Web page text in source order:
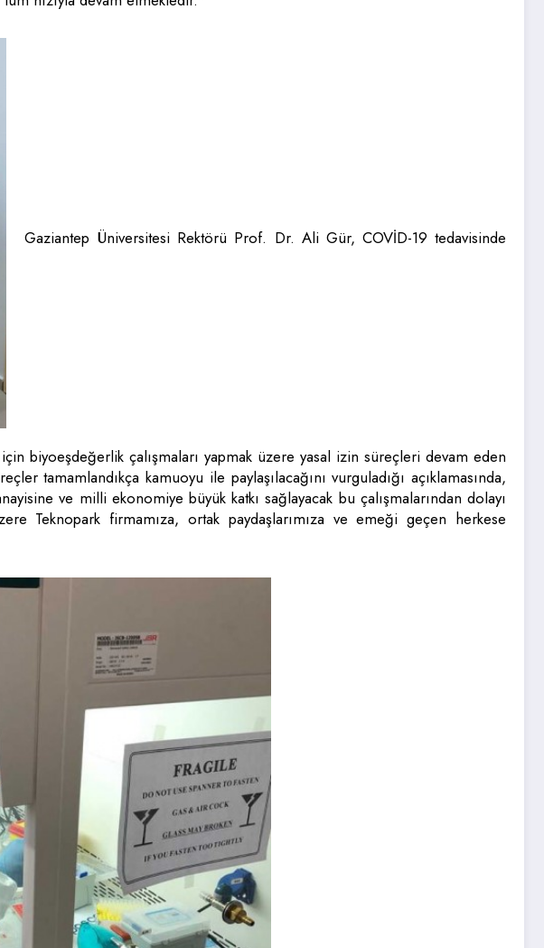
Gaziantep Üniversitesi Rektörü Prof. Dr. Ali Gür, COVİD-19 tedavisinde
biyoeşdeğerlik çalışmaları yapmak üzere yasal izin süreçleri devam eden
tamamlandıkça kamuoyu ile paylaşılacağını vurguladığı açıklamasında,
ve milli ekonomiye büyük katkı sağlayacak bu çalışmalarından dolayı
Teknopark firmamıza, ortak paydaşlarımıza ve emeği geçen herkese